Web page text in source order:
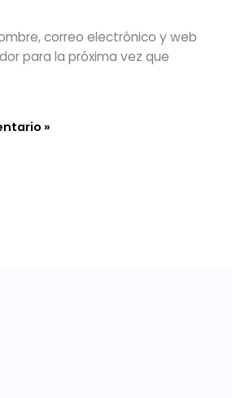
correo electrónico y web
para la próxima vez que